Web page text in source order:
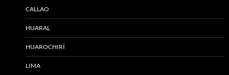
CALLAO
HUARAL
HUAROCHIRÍ
LIMA